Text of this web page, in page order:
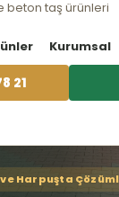
beton taş ürünleri
Kurumsal
21